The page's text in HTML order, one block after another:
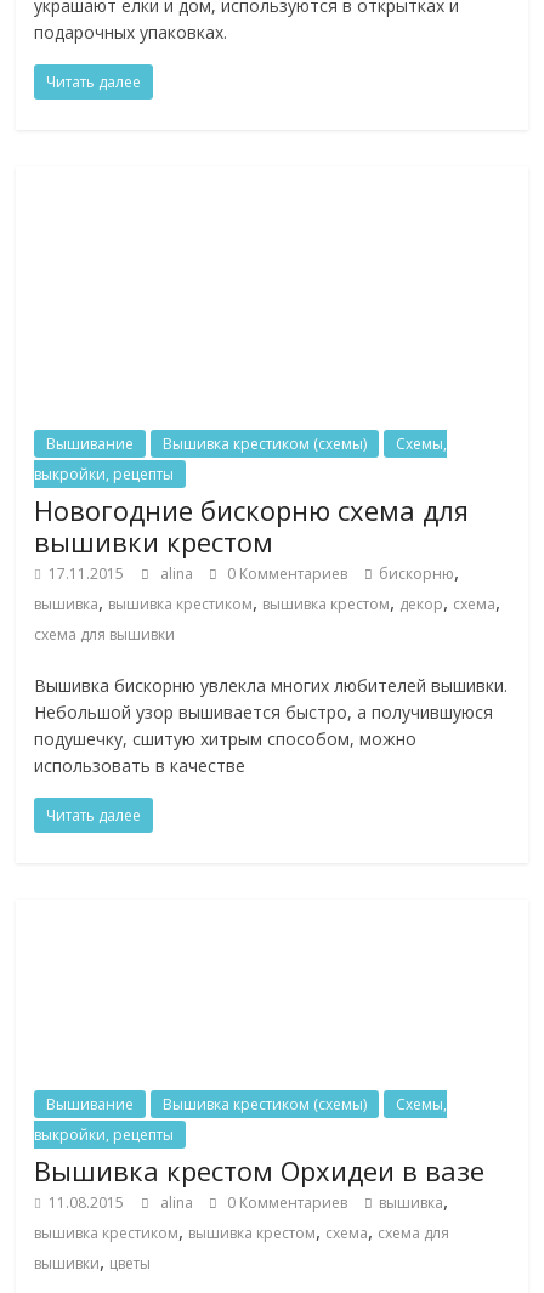
украшают елки и дом, используются в открытках и
подарочных упаковках.
Читать далее
Вышивание Вышивка крестиком (схемы)
Схемы,
выкройки, рецепты
Новогодние бискорню схема для
вышивки крестом
17.11.2015 alina 0 Комментариев бискорню,
вышивка, вышивка крестиком, вышивка крестом, декор, схема,
схема для вышивки
Вышивка бискорню увлекла многих любителей вышивки.
Небольшой узор вышивается быстро, а получившуюся
подушечку, сшитую хитрым способом, можно
использовать в качестве
Читать далее
Вышивание Вышивка крестиком (схемы)
Схемы,
выкройки, рецепты
Вышивка крестом Орхидеи в вазе
11.08.2015 alina 0 Комментариев вышивка,
вышивка крестиком, вышивка крестом, схема, схема для
вышивки, цветы